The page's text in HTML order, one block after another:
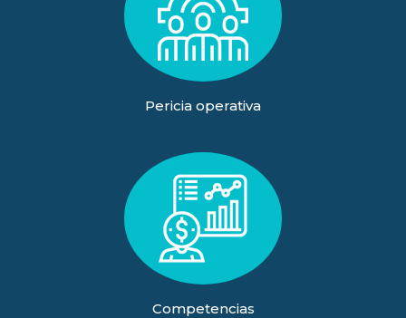
Pericia operativa
Competencias